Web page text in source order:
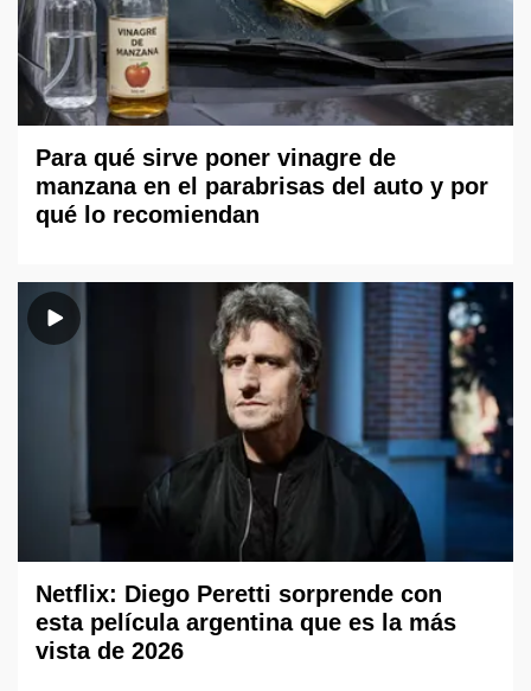
Para qué sirve poner vinagre de
manzana en el parabrisas del auto y por
qué lo recomiendan
Netflix: Diego Peretti sorprende con
esta película argentina que es la más
vista de 2026